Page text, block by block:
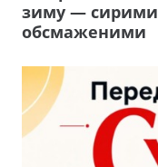
зиму —
обсмаженими